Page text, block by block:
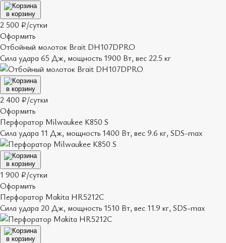
в корзину
2 500 ₽/сутки
Оформить
Отбойный молоток Brait DH107DPRO
Сила удара 65 Дж, мощность 1900 Вт, вес 22.5 кг
в корзину
2 400 ₽/сутки
Оформить
Перфоратор Milwaukee K850 S
Сила удара 11 Дж, мощность 1400 Вт, вес 9.6 кг, SDS-max
в корзину
1 900 ₽/сутки
Оформить
Перфоратор Makita HR5212C
Сила удара 20 Дж, мощность 1510 Вт, вес 11.9 кг, SDS-max
в корзину